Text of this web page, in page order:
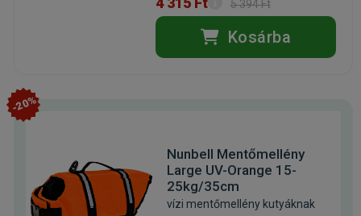
5 394 Ft
Kosárba
-20%
Nunbell Mentőmellény
Large UV-Orange 15-
25kg/35cm
vízi mentőmellény kutyáknak